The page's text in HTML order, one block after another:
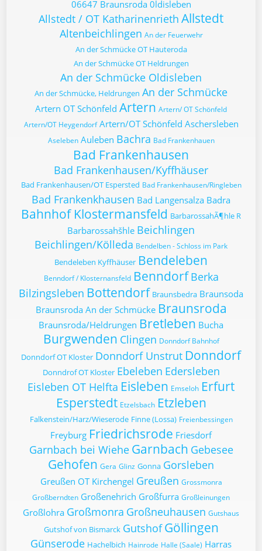
06647 Braunsroda 0ldisleben
Allstedt / OT Katharinenrieth Allstedt
Altenbeichlingen An der Feuerwehr
An der Schmücke OT Hauteroda
An der Schmücke OT Heldrungen
An der Schmücke Oldisleben
An der Schmücke, Heldrungen An der Schmücke
Artern OT Schönfeld Artern Artern/ OT Schönfeld
Artern/OT Heygendorf Artern/OT Schönfeld Aschersleben
Aseleben Auleben Bachra Bad Frankenhauen
Bad Frankenhausen
Bad Frankenhausen/Kyffhäuser
Bad Frankenhausen/OT Espersted Bad Frankenhausen/Ringleben
Bad Frankenkhausen Bad Langensalza Badra
Bahnhof Klostermansfeld BarbarossahÃ¶hle R
Barbarossahšhle Beichlingen
Beichlingen/Kölleda Bendelben - Schloss im Park
Bendeleben Kyffhäuser Bendeleben
Benndorf / Klosternansfeld Benndorf Berka
Bilzingsleben Bottendorf Braunsbedra Braunsoda
Braunsroda An der Schmücke Braunsroda
Braunsroda/Heldrungen Bretleben Bucha
Burgwenden Clingen Donndorf Bahnhof
Donndorf OT Kloster Donndorf Unstrut Donndorf
Donndrof OT Kloster Ebeleben Edersleben
Eisleben OT Helfta Eisleben Emseloh Erfurt
Esperstedt Etzelsbach Etzleben
Falkenstein/Harz/Wieserode Finne (Lossa) Freienbessingen
Freyburg Friedrichsrode Friesdorf
Garnbach bei Wiehe Garnbach Gebesee
Gehofen Gera Glinz Gonna Gorsleben
Greußen OT Kirchengel Greußen Grossmonra
Großberndten Großenehrich Großfurra Großleinungen
Großlohra Großmonra Großneuhausen Gutshaus
Gutshof von Bismarck Gutshof Göllingen
Günserode Hachelbich Hainrode Halle (Saale) Harras